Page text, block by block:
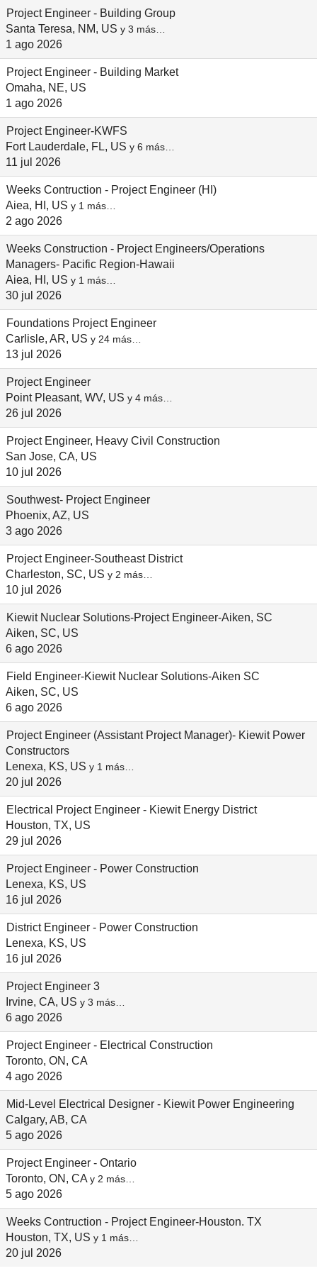
Project Engineer - Building Group
Santa Teresa, NM, US y 3 más…
1 ago 2026
Project Engineer - Building Market
Omaha, NE, US
1 ago 2026
Project Engineer-KWFS
Fort Lauderdale, FL, US y 6 más…
11 jul 2026
Weeks Contruction - Project Engineer (HI)
Aiea, HI, US y 1 más…
2 ago 2026
Weeks Construction - Project Engineers/Operations
Managers- Pacific Region-Hawaii
Aiea, HI, US y 1 más…
30 jul 2026
Foundations Project Engineer
Carlisle, AR, US y 24 más…
13 jul 2026
Project Engineer
Point Pleasant, WV, US y 4 más…
26 jul 2026
Project Engineer, Heavy Civil Construction
San Jose, CA, US
10 jul 2026
Southwest- Project Engineer
Phoenix, AZ, US
3 ago 2026
Project Engineer-Southeast District
Charleston, SC, US y 2 más…
10 jul 2026
Kiewit Nuclear Solutions-Project Engineer-Aiken, SC
Aiken, SC, US
6 ago 2026
Field Engineer-Kiewit Nuclear Solutions-Aiken SC
Aiken, SC, US
6 ago 2026
Project Engineer (Assistant Project Manager)- Kiewit Power
Constructors
Lenexa, KS, US y 1 más…
20 jul 2026
Electrical Project Engineer - Kiewit Energy District
Houston, TX, US
29 jul 2026
Project Engineer - Power Construction
Lenexa, KS, US
16 jul 2026
District Engineer - Power Construction
Lenexa, KS, US
16 jul 2026
Project Engineer 3
Irvine, CA, US y 3 más…
6 ago 2026
Project Engineer - Electrical Construction
Toronto, ON, CA
4 ago 2026
Mid-Level Electrical Designer - Kiewit Power Engineering
Calgary, AB, CA
5 ago 2026
Project Engineer - Ontario
Toronto, ON, CA y 2 más…
5 ago 2026
Weeks Contruction - Project Engineer-Houston. TX
Houston, TX, US y 1 más…
20 jul 2026